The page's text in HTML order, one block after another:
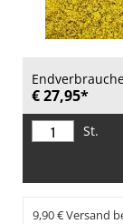
€ 27,95*
St.
9,90 € Versand